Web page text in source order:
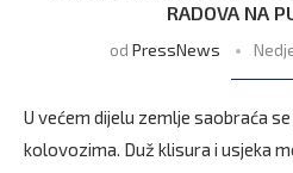
RADOVA NA
od PressNews
U većem dijelu zemlje saobraća
kolovozima. Duž klisura i usjeka